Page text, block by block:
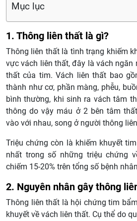
Mục lục
1. Thông liên thất là gì?
Thông liên thất là tình trạng khiếm
vực vách liên thất, đây là vách ngăn
thất của tim. Vách liên thất bao
thành như cơ, phần màng, phễu,
bình thường, khi sinh ra vách tâm
thông do vậy máu ở 2 bên tâm
vào với nhau, song ở người thông
Triệu chứng còn là khiếm khuyết
nhất trong số những triệu chứng
chiếm 15-20% trên tổng số bệnh
2. Nguyên nhân gây thông
Thông liên thất là hội chứng tim
khuyết về vách liên thất. Cụ thể do